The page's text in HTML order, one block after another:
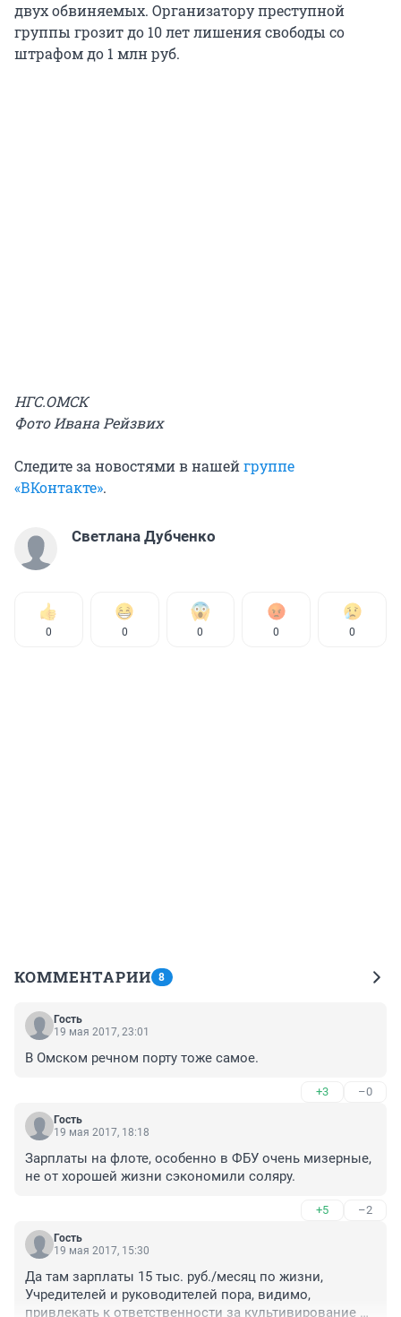
двух обвиняемых. Организатору преступной
группы грозит до 10 лет лишения свободы со
штрафом до 1 млн руб.
НГС.ОМСК
Фото Ивана Рейзвих
Следите за новостями в нашейгруппе
«ВКонтакте».
Светлана Дубченко
0 0 0 0 0
КОММЕНТАРИИ 8
Гость
19 мая 2017, 23:01
В Омском речном порту тоже самое.
+3 –0
Гость
19 мая 2017, 18:18
Зарплаты на флоте, особенно в ФБУ очень мизерные,
не от хорошей жизни сэкономили соляру.
+5 –2
Гость
19 мая 2017, 15:30
Да там зарплаты 15 тыс. руб./месяц по жизни,
Учредителей и руководителей пора, видимо,
привлекать к ответственности за культивирование